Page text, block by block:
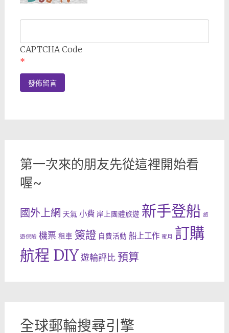
CAPTCHA Code
*
第一次來的朋友先從這裡開始看
喔~
國外上網 天氣 小費 岸上團體旅遊 新手登船 旅
遊保險 機票 租車 簽證 自費活動 船上工作 蜜月
訂購
航程 DIY遊輪評比預算
全球郵輪搜尋引擎